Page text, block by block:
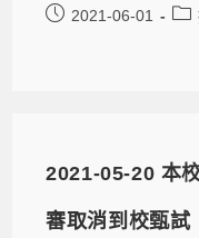
2021-06-01
2021-05-20 本
審取消到校甄試